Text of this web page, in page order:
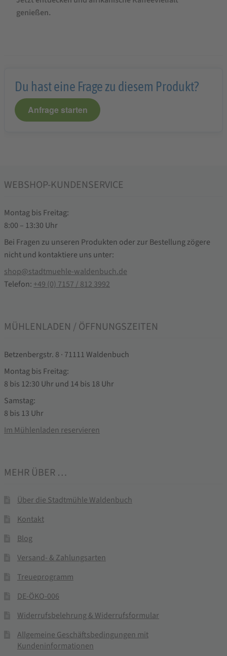
genießen.
Du hast eine Frage zu diesem Produkt?
Anfrage starten
WEBSHOP-KUNDENSERVICE
Montag bis Freitag:
8:00 – 13:30 Uhr
Bei Fragen zu unseren Produkten oder zur Bestellung zögere
nicht und kontaktiere uns unter:
shop@stadtmuehle-waldenbuch.de
Telefon: +49 (0) 7157 / 812 3992
MÜHLENLADEN / ÖFFNUNGSZEITEN
Betzenbergstr. 8 · 71111 Waldenbuch
Montag bis Freitag:
8 bis 12:30 Uhr und 14 bis 18 Uhr
Samstag:
8 bis 13 Uhr
Im Mühlenladen reservieren
MEHR ÜBER …
Über die Stadtmühle Waldenbuch
Kontakt
Blog
Versand- & Zahlungsarten
Treueprogramm
DE-ÖKO-006
Widerrufsbelehrung & Widerrufsformular
Allgemeine Geschäftsbedingungen mit
Kundeninformationen